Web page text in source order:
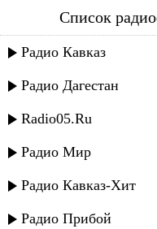
непара -
tsyrenov remix)
Список
Радио Кавказ
Радио Дагестан
Radio05.Ru
Радио Мир
Радио Кавказ-Хит
Радио Прибой
Загир
Шамиль
Remix)